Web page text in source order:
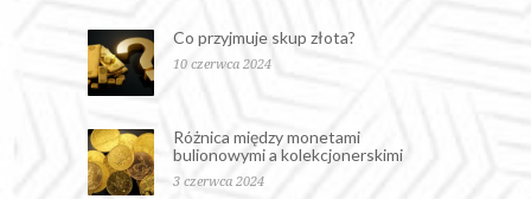
Co przyjmuje skup złota?
10 czerwca 2024
Różnica między monetami
bulionowymi a kolekcjonerskimi
3 czerwca 2024